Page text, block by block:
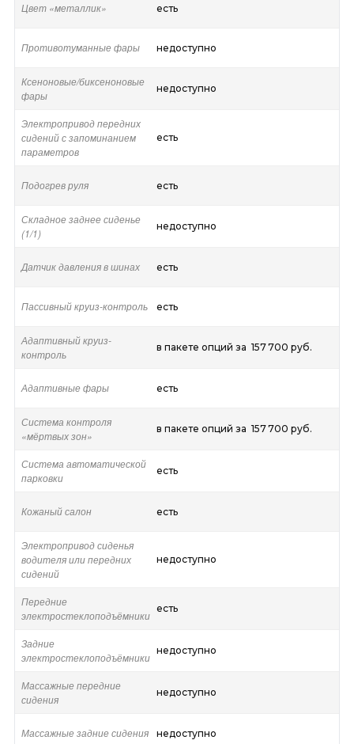
Цвет «металлик» есть
Противотуманные фары недоступно
Ксеноновые/биксеноновые
фары
недоступно
Электропривод передних
сидений с запоминанием
параметров
есть
Подогрев руля есть
Складное заднее сиденье
(1/1)
недоступно
Датчик давления в шинах есть
Пассивный круиз-контроль есть
Адаптивный круиз-
контроль
в пакете опций за 157 700 руб.
Адаптивные фары есть
Система контроля
«мёртвых зон»
в пакете опций за 157 700 руб.
Система автоматической
парковки
есть
Кожаный салон есть
Электропривод сиденья
водителя или передних
сидений
недоступно
Передние
электростеклоподъёмники
есть
Задние
электростеклоподъёмники
недоступно
Массажные передние
сидения
недоступно
Массажные задние сидения недоступно